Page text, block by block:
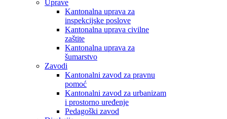
Uprave
Kantonalna uprava za
inspekcijske poslove
Kantonalna uprava civilne
zaštite
Kantonalna uprava za
šumarstvo
Zavodi
Kantonalni zavod za pravnu
pomoć
Kantonalni zavod za urbanizam
i prostorno uređenje
Pedagoški zavod